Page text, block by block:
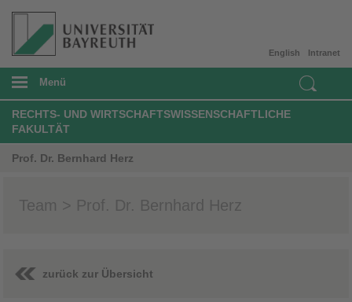
Intranet
English
Menü
RECHTS- UND WIRTSCHAFTSWISSENSCHAFTLICHE
FAKULTÄT
Prof. Dr. Bernhard Herz
Team > Prof. Dr. Bernhard Herz
zurück zur Übersicht